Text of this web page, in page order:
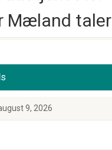
Mæland taler
9, 2026